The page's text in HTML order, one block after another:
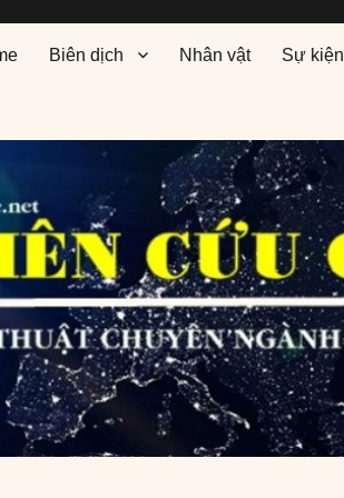
Biên dịch Nhân vật Sự kiện